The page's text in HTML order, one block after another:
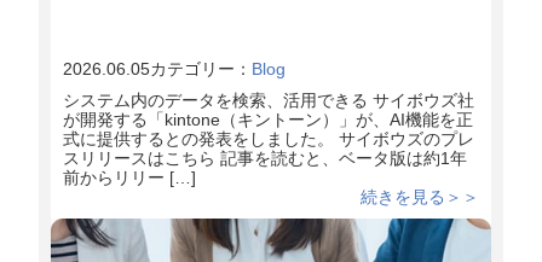
2026.06.05カテゴリー： Blog
システム内のデータを検索、活用できる サイボウズ社
が開発する「kintone（キントーン）」が、AI機能を正
式に提供するとの発表をしました。 サイボウズのプレ
スリリースはこちら 記事を読むと、ベータ版は約1年
前からリリー […]
続きを見る＞＞